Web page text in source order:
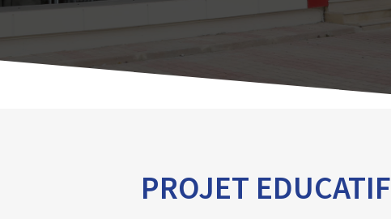
PROJET EDUCATIF